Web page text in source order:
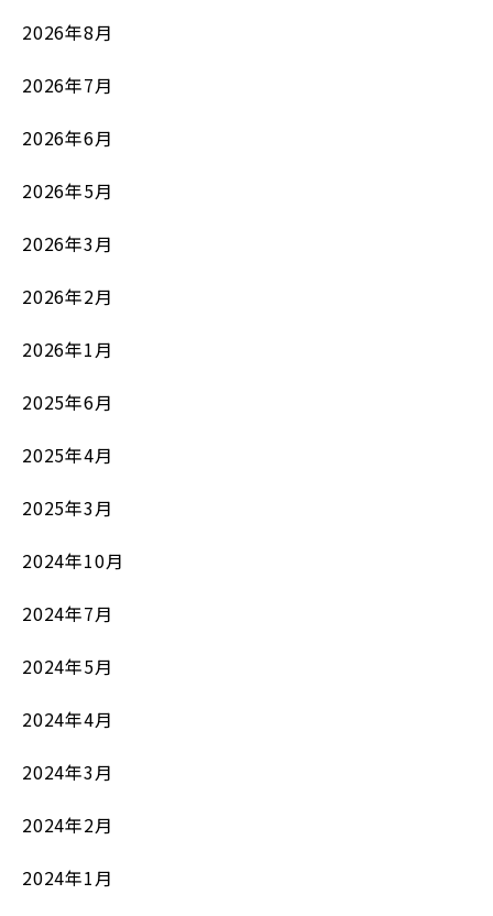
2026年8月
2026年7月
2026年6月
2026年5月
2026年3月
2026年2月
2026年1月
2025年6月
2025年4月
2025年3月
2024年10月
2024年7月
2024年5月
2024年4月
2024年3月
2024年2月
2024年1月